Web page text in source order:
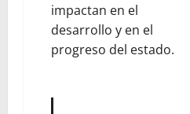
impactan en el
desarrollo y en el
progreso del estado.